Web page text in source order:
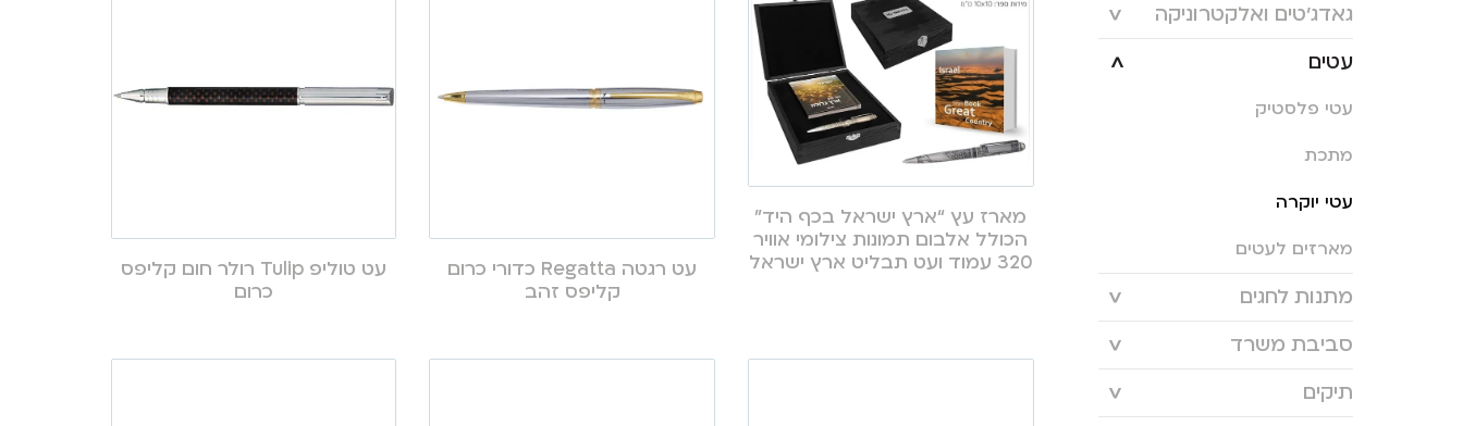
גאדג’טים ואלקטרוניקה
עטים
עטי פלסטיק
מתכת
עטי יוקרה
מארזים לעטים
מתנות לחגים
סביבת משרד
תיקים
מארז עץ “ארץ ישראל בכף היד”
הכולל אלבום תמונות צילומי אוויר
320 עמוד ועט תבליט ארץ ישראל
עט רגטה Regatta כדורי כרום
קליפס זהב
עט טוליפ Tulip רולר חום קליפס
כרום